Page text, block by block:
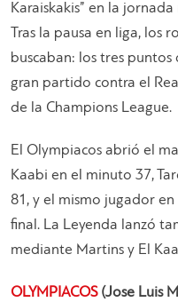
Karaiskakis” en la
Tras la pausa en liga, los
buscaban: los tres puntos
gran partido contra el
de la Champions League.
El Olympiacos abrió el
Kaabi en el minuto 37,
81, y el mismo jugador
final. La Leyenda lanzó
mediante Martins y El
OLYMPIACOS(Jose Luis